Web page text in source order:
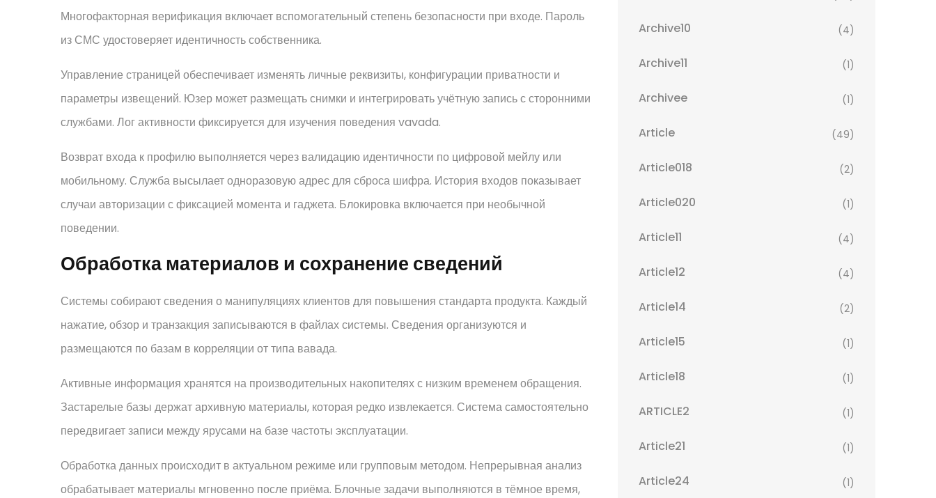
Многофакторная верификация включает вспомогательный степень безопасности при входе. Пароль
из СМС удостоверяет идентичность собственника.
Управление страницей обеспечивает изменять личные реквизиты, конфигурации приватности и
параметры извещений. Юзер может размещать снимки и интегрировать учётную запись с сторонними
службами. Лог активности фиксируется для изучения поведения vavada.
Возврат входа к профилю выполняется через валидацию идентичности по цифровой мейлу или
мобильному. Служба высылает одноразовую адрес для сброса шифра. История входов показывает
случаи авторизации с фиксацией момента и гаджета. Блокировка включается при необычной
поведении.
Обработка материалов и сохранение сведений
Системы собирают сведения о манипуляциях клиентов для повышения стандарта продукта. Каждый
нажатие, обзор и транзакция записываются в файлах системы. Сведения организуются и
размещаются по базам в корреляции от типа вавада.
Активные информация хранятся на производительных накопителях с низким временем обращения.
Застарелые базы держат архивную материалы, которая редко извлекается. Система самостоятельно
передвигает записи между ярусами на базе частоты эксплуатации.
Обработка данных происходит в актуальном режиме или групповым методом. Непрерывная анализ
обрабатывает материалы мгновенно после приёма. Блочные задачи выполняются в тёмное время,
Archive10 (4)
Archive11 (1)
Archivee (1)
Article (49)
Article018 (2)
Article020 (1)
Article11 (4)
Article12 (4)
Article14 (2)
Article15 (1)
Article18 (1)
ARTICLE2 (1)
Article21 (1)
Article24 (1)